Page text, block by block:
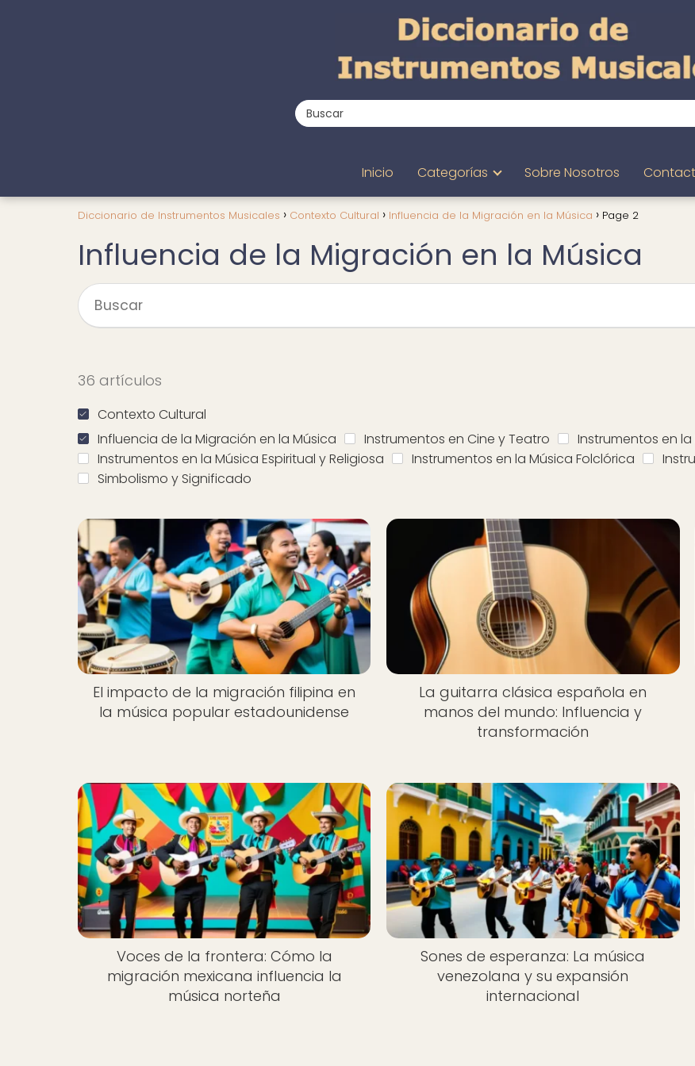
Inicio Categorías Sobre Nosotros
Diccionario de Instrumentos Musicales Contexto Cultural Influencia de la Migración en la Música Page 2
Influencia de la Migración en la Música
36 artículos
Contexto Cultural
Influencia de la Migración en la Música
Instrumentos en Cine y Teatro
Instrumentos en
Instrumentos en la Música Espiritual y Religiosa
Instrumentos en la Música Folclórica
Simbolismo y Significado
El impacto de la migración filipina en
la música popular estadounidense
La guitarra clásica española en
manos del mundo: Influencia y
transformación
Voces de la frontera: Cómo la
migración mexicana influencia la
música norteña
Sones de esperanza: La música
venezolana y su expansión
internacional